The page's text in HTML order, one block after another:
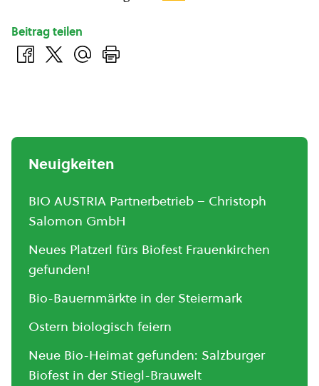
Beitrag teilen
Neuigkeiten
BIO AUSTRIA Partnerbetrieb – Christoph
Salomon GmbH
Neues Platzerl fürs Biofest Frauenkirchen
gefunden!
Bio-Bauernmärkte in der Steiermark
Ostern biologisch feiern
Neue Bio-Heimat gefunden: Salzburger
Biofest in der Stiegl-Brauwelt